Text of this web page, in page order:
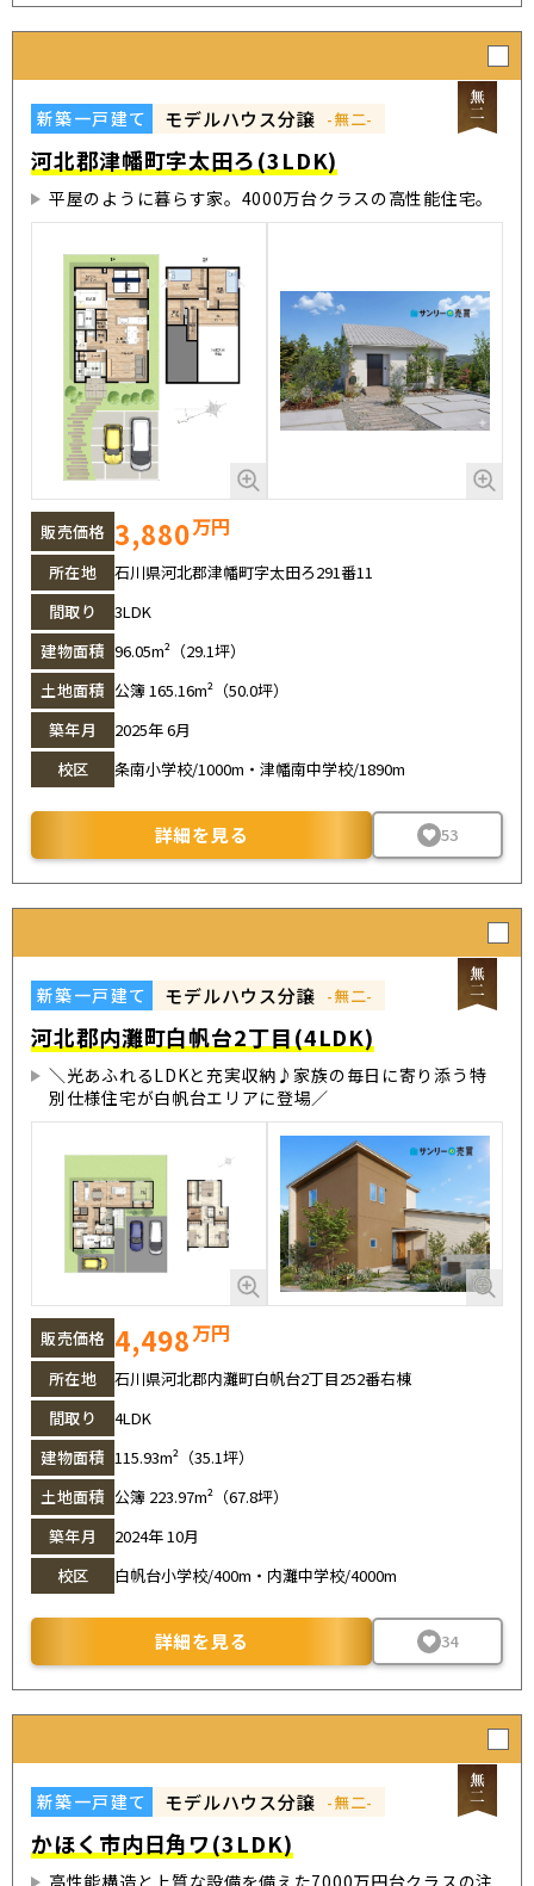
新築一戸建て モデルハウス分譲 -無二-
河北郡津幡町字太田ろ(3LDK)
平屋のように暮らす家。4000万台クラスの高性能住宅。
販売価格 3,880万円
所在地
石川県河北郡津幡町字太田ろ291番11
間取り
3LDK
建物面積 96.05m²（29.1坪）
土地面積 公簿 165.16m²（50.0坪）
築年月
2025年 6月
校区
条南小学校/1000m・津幡南中学校/1890m
詳細を見る 53
新築一戸建て モデルハウス分譲 -無二-
河北郡内灘町白帆台2丁目(4LDK)
＼光あふれるLDKと充実収納♪家族の毎日に寄り添う特
別仕様住宅が白帆台エリアに登場／
販売価格 4,498万円
所在地
石川県河北郡内灘町白帆台2丁目252番右棟
間取り
4LDK
建物面積 115.93m²（35.1坪）
土地面積 公簿 223.97m²（67.8坪）
築年月
2024年 10月
校区
白帆台小学校/400m・内灘中学校/4000m
詳細を見る 34
新築一戸建て モデルハウス分譲 -無二-
かほく市内日角ワ(3LDK)
高性能構造と上質な設備を備えた7000万円台クラスの注